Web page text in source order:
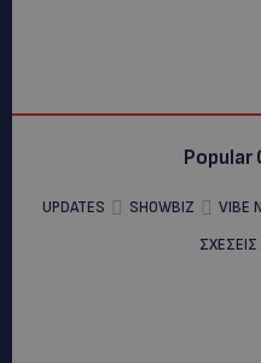
Popular
UPDATES SHOWBIZ VIBE
ΣΧΕΣΕΙΣ